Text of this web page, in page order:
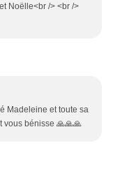
Noëlle<br /> <br />
Madeleine et toute sa
vous bénisse 🙏🙏🙏